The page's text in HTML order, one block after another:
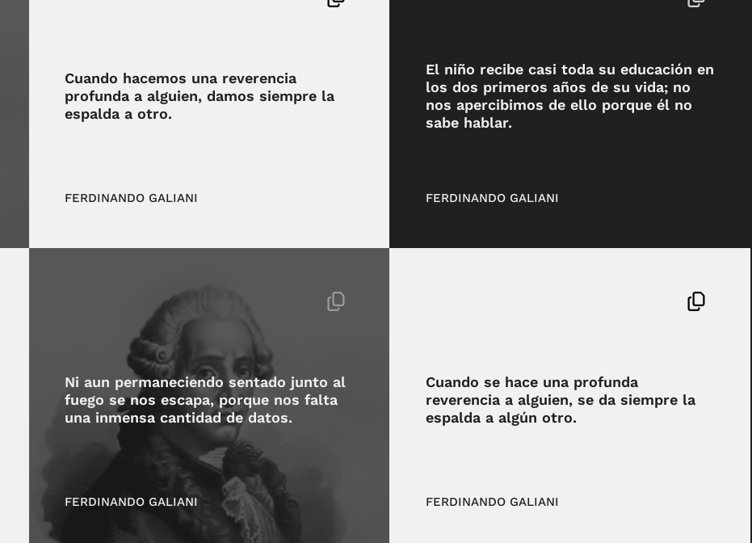
Cuando hacemos una reverencia
profunda a alguien, damos siempre la
espalda a otro.
FERDINANDO GALIANI
El niño recibe casi toda su educación en
los dos primeros años de su vida; no
nos apercibimos de ello porque él no
sabe hablar.
FERDINANDO GALIANI
Ni aun permaneciendo sentado junto al
fuego se nos escapa, porque nos falta
una inmensa cantidad de datos.
FERDINANDO GALIANI
Cuando se hace una profunda
reverencia a alguien, se da siempre la
espalda a algún otro.
FERDINANDO GALIANI